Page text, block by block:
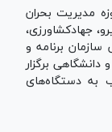
مدیریت بحران
جهادکشاورزی،
برنامه و
برگزار
آب به دستگاه‌های